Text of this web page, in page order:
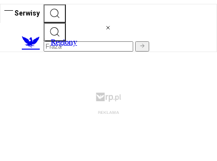
Serwisy
Regiony